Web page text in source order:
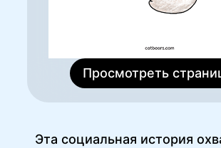
Просмотреть
Эта социальная история